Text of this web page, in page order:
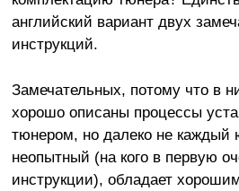
английский вариант двух
инструкций.
Замечательных, потому что в
хорошо описаны процессы
тюнером, но далеко не каждый
неопытный (на кого в первую
инструкции), обладает